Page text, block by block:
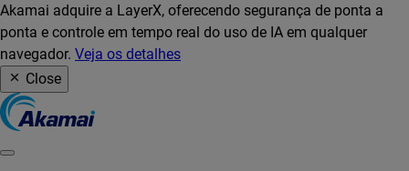
Akamai adquire a LayerX, oferecendo segurança de ponta a
ponta e controle em tempo real do uso de IA em qualquer
navegador. Veja os detalhes
Close